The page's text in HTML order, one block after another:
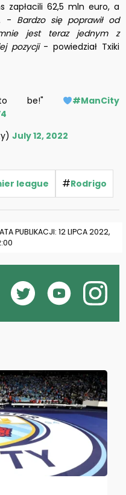
zapłacili 62,5 mln euro, a
- Bardzo się poprawił od
jest teraz jednym z
pozycji - powiedział Txiki
to be!"
#ManCity
July 12, 2022
league #Rodrigo
PUBLIKACJI: 12 LIPCA 2022,